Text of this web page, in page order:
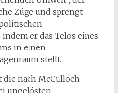
Züge und sprengt
er das Telos eines
in einen
stellt.
nach McCulloch
ungelösten